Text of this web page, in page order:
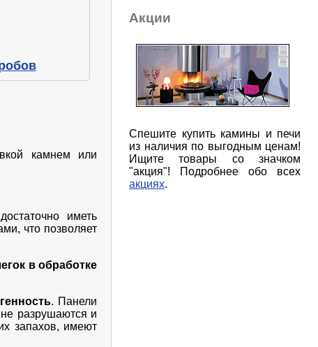
камнем или
иметь
что позволяет
в обработке
. Панели
разрушаются и
запахов, имеют
Акции
Спешите купить камины и печи
из наличия по выгодным ценам!
Ищите товары со значком
"акция"! Подробнее обо всех
акциях.